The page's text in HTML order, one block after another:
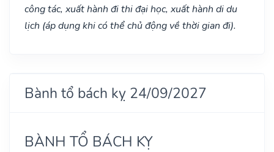
công tác, xuất hành đi thi đại học, xuất hành di du
lịch (áp dụng khi có thể chủ động về thời gian đi).
Bành tổ bách kỵ 24/09/2027
BÀNH TỔ BÁCH KỴ